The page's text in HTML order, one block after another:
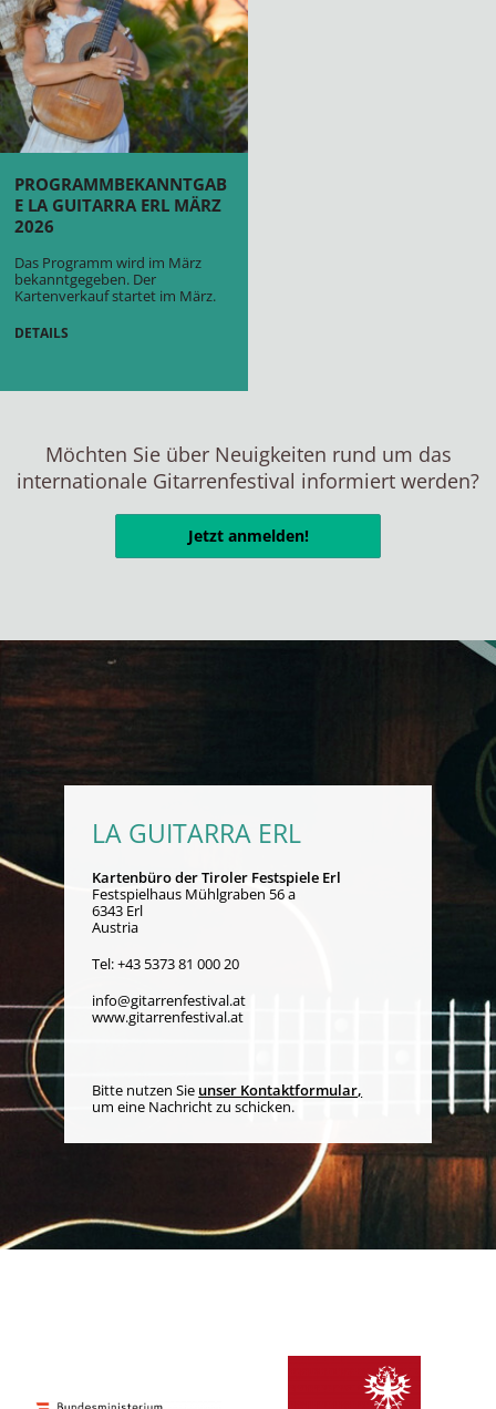
PROGRAMMBEKANNTGAB
E LA GUITARRA ERL MÄRZ
2026
Das Programm wird im März
bekanntgegeben. Der
Kartenverkauf startet im März.
DETAILS
Möchten Sie über Neuigkeiten rund um das
internationale Gitarrenfestival informiert werden?
Jetzt anmelden!
LA GUITARRA ERL
Kartenbüro der Tiroler Festspiele Erl
Festspielhaus Mühlgraben 56 a
6343 Erl
Austria
Tel:+43 5373 81 000 20
info@gitarrenfestival.at
www.gitarrenfestival.at
Bitte nutzen Sie unser Kontaktformular,
um eine Nachricht zu schicken.